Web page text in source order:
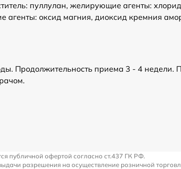
пуллулан, желирующие агенты:
оксид магния, диоксид кремния
Продолжительность приема 3 - 4
публичной офертой согласно ст.437 ГК РФ.
разрешения на осуществление розничной